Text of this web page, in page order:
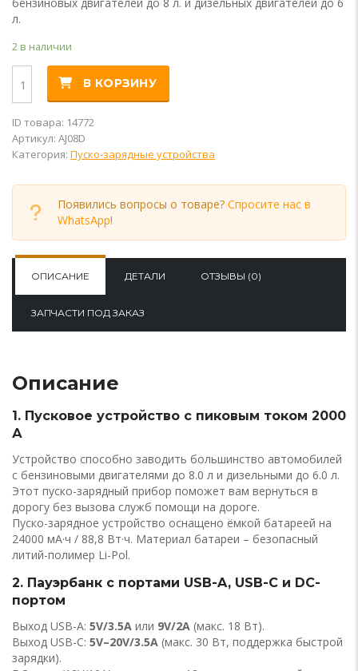
л.
2 в наличии
Количество
В КОРЗИНУ
ID товара: 14772
Артикул: AJ08D
Категория: Пуско-зарядные устройства
Появились вопросы о товаре? Спросите нас в
WhatsApp!
ОПИСАНИЕ ДЕТАЛИ ОТЗЫВЫ (0)
ЗАПЧАСТИ ПОД ЗАКАЗ
Описание
1. Пусковое устройство с пиковым током 2000
А
Устройство способно заводить большинство автомобилей
с бензиновыми двигателями до 8.0 л и дизельными до 6.0 л.
Этот пуско-зарядный прибор поможет вам вернуться в
дорогу без вызова служб помощи на дороге.
Пуско-зарядное устройство оснащено ёмкой батареей на
24000 мА·ч / 88,8 Вт·ч. Материал батареи – безопасный
литий-полимер Li-Pol.
2. Пауэрбанк с портами USB-A, USB-C и DC-
портом
Выход USB-A: 5V/3.5A или 9V/2A (макс. 18 Вт).
Выход USB-C: 5V–20V/3.5A (макс. 30 Вт, поддержка быстрой
зарядки).